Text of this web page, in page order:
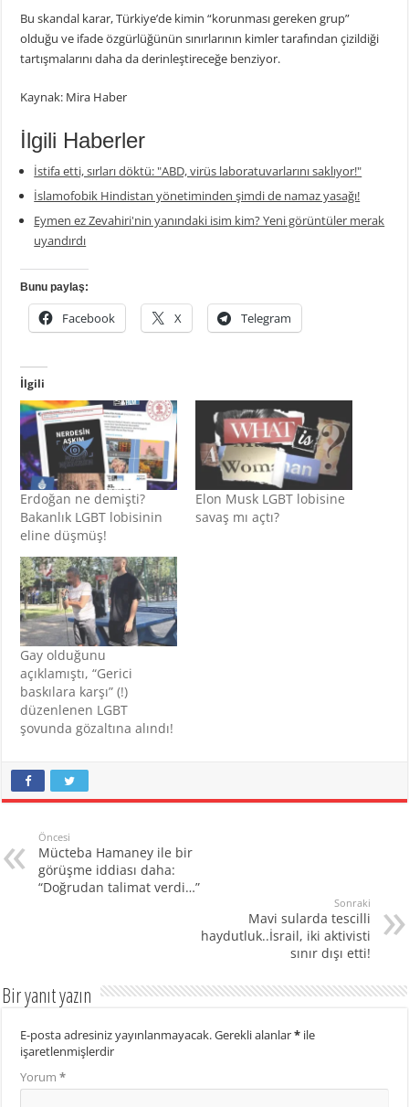
Bu skandal karar, Türkiye’de kimin “korunması gereken grup”
olduğu ve ifade özgürlüğünün sınırlarının kimler tarafından çizildiği
tartışmalarını daha da derinleştireceğe benziyor.
Kaynak: Mira Haber
İlgili Haberler
İstifa etti, sırları döktü: "ABD, virüs laboratuvarlarını saklıyor!"
İslamofobik Hindistan yönetiminden şimdi de namaz yasağı!
Eymen ez Zevahiri'nin yanındaki isim kim? Yeni görüntüler merak
uyandırdı
Bunu paylaş:
Facebook X Telegram
İlgili
Erdoğan ne demişti?
Bakanlık LGBT lobisinin
eline düşmüş!
Elon Musk LGBT lobisine
savaş mı açtı?
Gay olduğunu
açıklamıştı, “Gerici
baskılara karşı” (!)
düzenlenen LGBT
şovunda gözaltına alındı!
Öncesi
Mücteba Hamaney ile bir
görüşme iddiası daha:
“Doğrudan talimat verdi…”
Sonraki
Mavi sularda tescilli
haydutluk..İsrail, iki aktivisti
sınır dışı etti!
Bir yanıt yazın
E-posta adresiniz yayınlanmayacak.Gerekli alanlar* ile
işaretlenmişlerdir
Yorum*